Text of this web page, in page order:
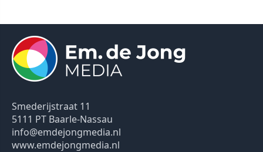
Smederijstraat 11
5111 PT Baarle-Nassau
info@emdejongmedia.nl
www.emdejongmedia.nl